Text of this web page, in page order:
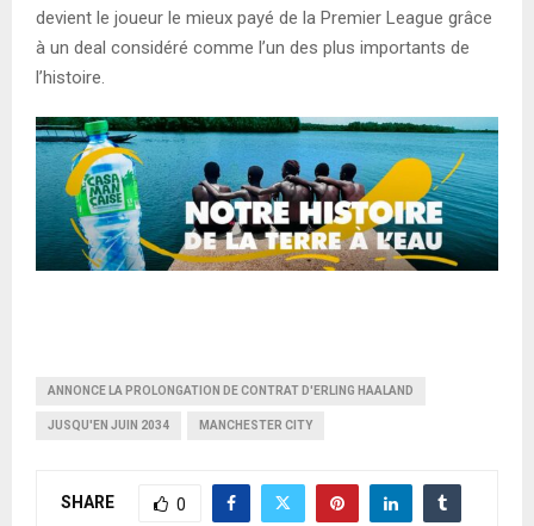
devient le joueur le mieux payé de la Premier League grâce
à un deal considéré comme l’un des plus importants de
l’histoire.
ANNONCE LA PROLONGATION DE CONTRAT D'ERLING HAALAND
JUSQU'EN JUIN 2034 MANCHESTER CITY
SHARE 0